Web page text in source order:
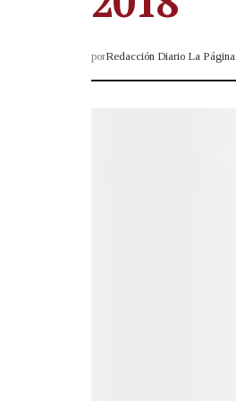
porRedacción Diario La Página